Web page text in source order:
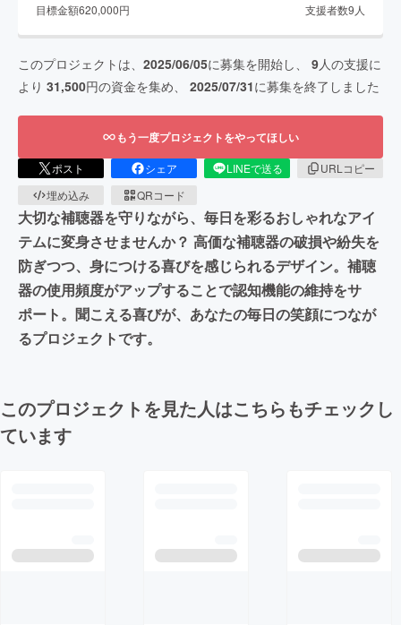
目標金額620,000円 支援者数9 人
このプロジェクトは、 2025/06/05に募集を開始し、 9人の支援に
より 31,500円の資金を集め、 2025/07/31に募集を終了しました
もう一度プロジェクトをやってほしい
ポスト シェア LINEで送る
URLコピー
埋め込み
QRコード
大切な補聴器を守りながら、毎日を彩るおしゃれなアイ
テムに変身させませんか？ 高価な補聴器の破損や紛失を
防ぎつつ、身につける喜びを感じられるデザイン。補聴
器の使用頻度がアップすることで認知機能の維持をサ
ポート。聞こえる喜びが、あなたの毎日の笑顔につなが
るプロジェクトです。
このプロジェクトを見た人はこちらもチェックし
ています